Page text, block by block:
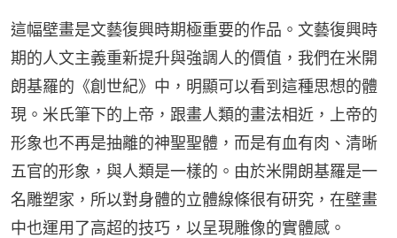
這幅壁畫是文藝復興時期極重要的作品。文藝復興時
期的人文主義重新提升與強調人的價值，我們在米開
朗基羅的《創世紀》中，明顯可以看到這種思想的體
現。米氏筆下的上帝，跟畫人類的畫法相近，上帝的
形象也不再是抽離的神聖聖體，而是有血有肉、清晰
五官的形象，與人類是一樣的。由於米開朗基羅是一
名雕塑家，所以對身體的立體線條很有研究，在壁畫
中也運用了高超的技巧，以呈現雕像的實體感。